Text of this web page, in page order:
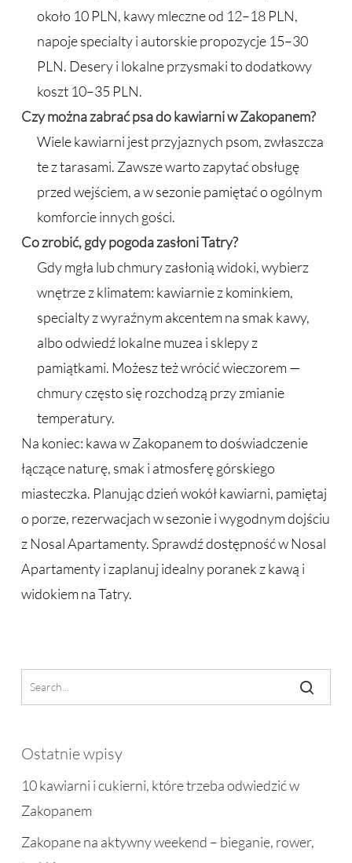
około 10 PLN, kawy mleczne od 12–18 PLN,
napoje specialty i autorskie propozycje 15–30
PLN. Desery i lokalne przysmaki to dodatkowy
koszt 10–35 PLN.
Czy można zabrać psa do kawiarni w Zakopanem?
Wiele kawiarni jest przyjaznych psom, zwłaszcza
te z tarasami. Zawsze warto zapytać obsługę
przed wejściem, a w sezonie pamiętać o ogólnym
komforcie innych gości.
Co zrobić, gdy pogoda zasłoni Tatry?
Gdy mgła lub chmury zasłonią widoki, wybierz
wnętrze z klimatem: kawiarnie z kominkiem,
specialty z wyraźnym akcentem na smak kawy,
albo odwiedź lokalne muzea i sklepy z
pamiątkami. Możesz też wrócić wieczorem —
chmury często się rozchodzą przy zmianie
temperatury.
Na koniec: kawa w Zakopanem to doświadczenie
łączące naturę, smak i atmosferę górskiego
miasteczka. Planując dzień wokół kawiarni, pamiętaj
o porze, rezerwacjach w sezonie i wygodnym dojściu
z Nosal Apartamenty. Sprawdź dostępność w Nosal
Apartamenty i zaplanuj idealny poranek z kawą i
widokiem na Tatry.
Ostatnie wpisy
10 kawiarni i cukierni, które trzeba odwiedzić w
Zakopanem
Zakopane na aktywny weekend – bieganie, rower,